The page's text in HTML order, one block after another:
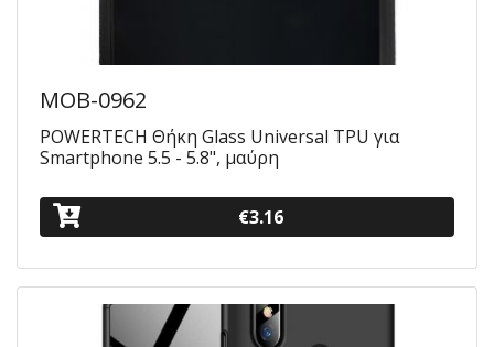
MOB-0962
POWERTECH Θήκη Glass Universal TPU για
Smartphone 5.5 - 5.8", μαύρη
€3.16